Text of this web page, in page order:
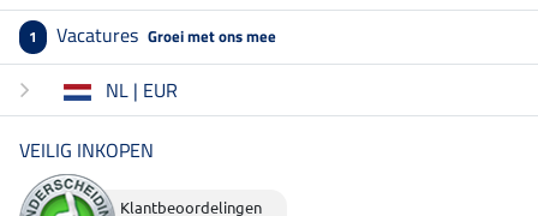
1 Vacatures Groei met ons mee
NL | EUR
VEILIG INKOPEN
Klantbeoordelingen